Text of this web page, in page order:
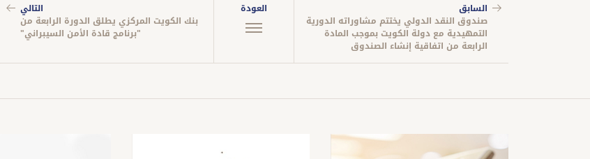
السابق
صندوق النقد الدولي يختتم مشاوراته الدورية
التمهيدية مع دولة الكويت بموجب المادة
الرابعة من اتفاقية إنشاء الصندوق
العودة
التالي
بنك الكويت المركزي يطلق الدورة الرابعة من
"برنامج قادة الأمن السيبراني"